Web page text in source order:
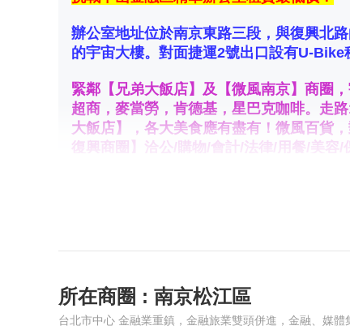
辦公室地址位於南京東路三段，與復興北
的宇宙大樓。對面捷運2號出口設有U-Bike
緊鄰【兄弟大飯店】及【微風南京】商圈
超商，麥當勞，肯德基，星巴克咖啡。走
大飯店】，各大美食應有盡有！微風百貨
復興商圈】洽公/購物/會計/法律/用餐/美
•【免費】中華電信光世代1000MB光纖高
•【免費】提供行政秘書服務櫃檯，待收發
•24小時大樓安全管理機制/獨立辦公室感
所在商圈 : 南京松江區
台北市中心 金融業重鎮，金融旅業雙頭併進，金融、媒